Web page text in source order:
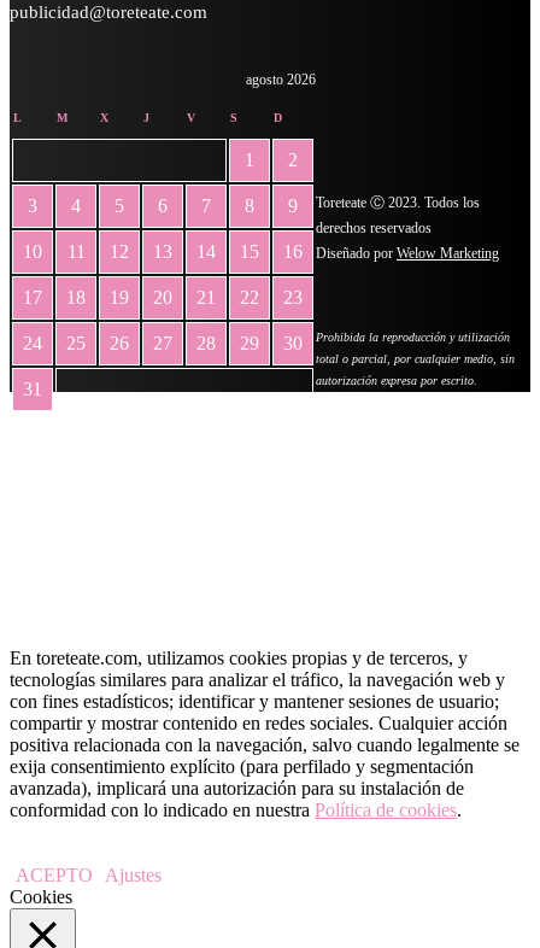
publicidad@toreteate.com
agosto 2026
L M X J V S D
1 2
3 4 5 6 7 8 9
10 11 12 13 14 15 16
17 18 19 20 21 22 23
24 25 26 27 28 29 30
31
Toreteate Ⓒ 2023. Todos los
derechos reservados
Diseñado por Welow Marketing
Prohibida la reproducción y utilización
total o parcial, por cualquier medio, sin
autorización expresa por escrito.
En toreteate.com, utilizamos cookies propias y de terceros, y
tecnologías similares para analizar el tráfico, la navegación web y
con fines estadísticos; identificar y mantener sesiones de usuario;
compartir y mostrar contenido en redes sociales. Cualquier acción
positiva relacionada con la navegación, salvo cuando legalmente se
exija consentimiento explícito (para perfilado y segmentación
avanzada), implicará una autorización para su instalación de
conformidad con lo indicado en nuestra Política de cookies.
ACEPTO
Ajustes
Cookies